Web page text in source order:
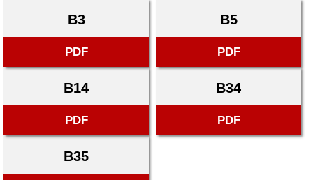
B3
PDF
B5
PDF
B14
PDF
B34
PDF
B35